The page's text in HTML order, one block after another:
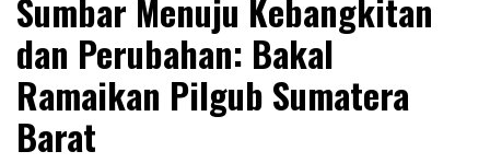
Sumbar Menuju Kebangkitan
dan Perubahan: Bakal
Ramaikan Pilgub Sumatera
Barat